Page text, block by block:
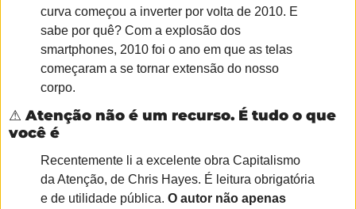
curva começou a inverter por volta de 2010. E
sabe por quê? Com a explosão dos
smartphones, 2010 foi o ano em que as telas
começaram a se tornar extensão do nosso
corpo.
⚠️ Atenção não é um recurso. É tudo o que
você é
Recentemente li a excelente obra Capitalismo
da Atenção, de Chris Hayes. É leitura obrigatória
e de utilidade pública. O autor não apenas